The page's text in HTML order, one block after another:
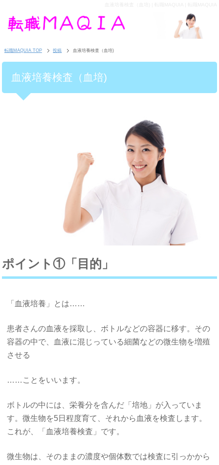
転職MAQUIA TOP 投稿 血液培養検査（血培)
血液培養検査（血培)
ポイント①「目的」
「血液培養」とは……
患者さんの血液を採取し、ボトルなどの容器に移す。その
容器の中で、血液に混じっている細菌などの微生物を増殖
させる
……ことをいいます。
ボトルの中には、栄養分を含んだ「培地」が入っていま
す。微生物を5日程度育て、それから血液を検査します。
これが、「血液培養検査」です。
微生物は、そのままの濃度や個体数では検査に引っかから